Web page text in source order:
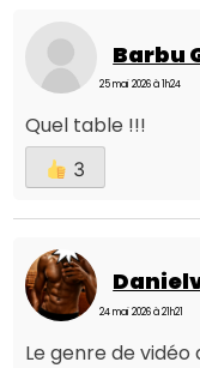
Barbu
25 mai 2026 à 1h24
Quel table !!!
3
24 mai 2026 à 21h21
Le genre de